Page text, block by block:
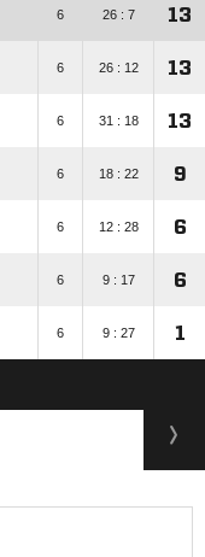
6 26 : 7 13
6 26 : 12 13
6 31 : 18 13
6 18 : 22 9
6 12 : 28 6
6 9 : 17 6
6 9 : 27 1